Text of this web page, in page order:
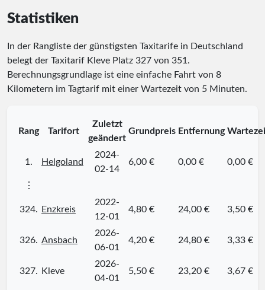
Statistiken
In der Rangliste der günstigsten Taxitarife in Deutschland
belegt der Taxitarif Kleve Platz 327 von 351.
Berechnungsgrundlage ist eine einfache Fahrt von 8
Kilometern im Tagtarif mit einer Wartezeit von 5 Minuten.
Rang Tarifort
Zuletzt
geändert
Grundpreis Entfernung
1. Helgoland
2024-
02-14
6,00 € 0,00 € 0,00 €
⋮
324. Enzkreis
2022-
12-01
4,80 € 24,00 € 3,50 €
326. Ansbach
2026-
06-01
4,20 € 24,80 € 3,33 €
327. Kleve
2026-
04-01
5,50 € 23,20 € 3,67 €